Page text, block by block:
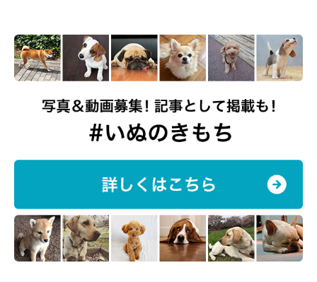
※写真は「いぬのきもちアプリ」で投稿されたものです
※記事と写真に関連性がない場合もあります。